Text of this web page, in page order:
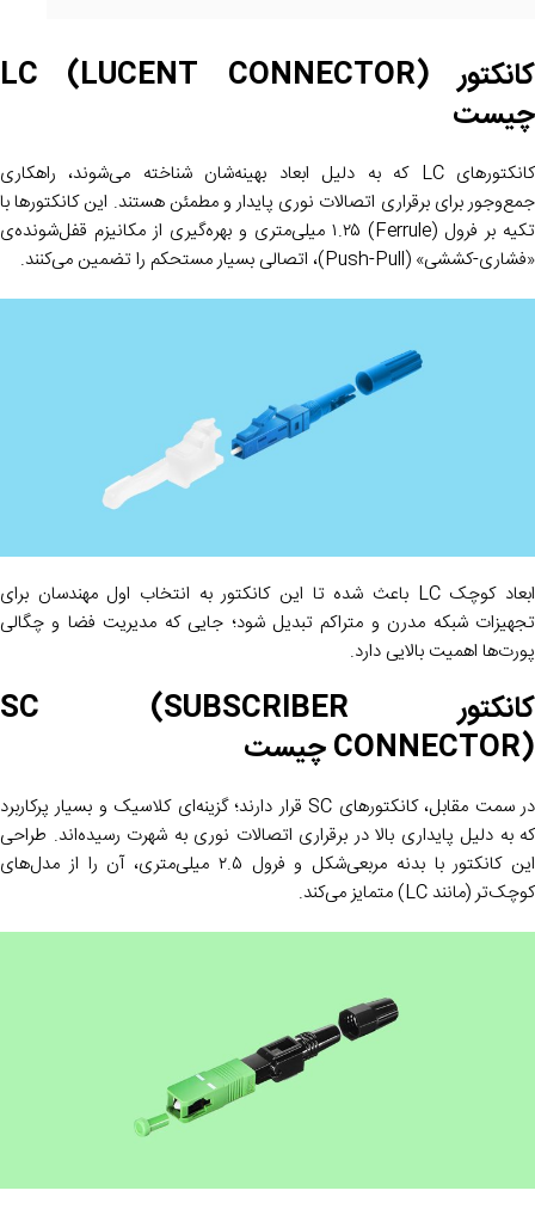
کانکتور LC (LUCENT CONNECTOR)
چیست
کانکتورهای LC که به دلیل ابعاد بهینه‌شان شناخته می‌شوند، راهکاری
جمع‌وجور برای برقراری اتصالات نوری پایدار و مطمئن هستند. این کانکتورها با
تکیه بر فرول (Ferrule) ۱.۲۵ میلی‌متری و بهره‌گیری از مکانیزم قفل‌شونده‌ی
«فشاری-کششی» (Push-Pull)، اتصالی بسیار مستحکم را تضمین می‌کنند.
ابعاد کوچک LC باعث شده تا این کانکتور به انتخاب اول مهندسان برای
تجهیزات شبکه مدرن و متراکم تبدیل شود؛ جایی که مدیریت فضا و چگالی
پورت‌ها اهمیت بالایی دارد.
کانکتور SC (SUBSCRIBER
CONNECTOR) چیست
در سمت مقابل، کانکتورهای SC قرار دارند؛ گزینه‌ای کلاسیک و بسیار پرکاربرد
که به دلیل پایداری بالا در برقراری اتصالات نوری به شهرت رسیده‌اند. طراحی
این کانکتور با بدنه مربعی‌شکل و فرول ۲.۵ میلی‌متری، آن را از مدل‌های
کوچک‌تر (مانند LC) متمایز می‌کند.